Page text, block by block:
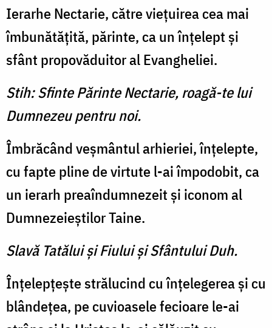
Ierarhe Nectarie, către vieţuirea cea mai
îmbunătăţită, părinte, ca un înţelept şi
sfânt propovăduitor al Evangheliei.
Stih: Sfinte Părinte Nectarie, roagă-te lui
Dumnezeu pentru noi.
Îmbrăcând veşmântul arhieriei, înţelepte,
cu fapte pline de virtute l-ai împodobit, ca
un ierarh preaîndumnezeit şi iconom al
Dumnezeieştilor Taine.
Slavă Tatălui şi Fiului şi Sfântului Duh.
Înţelepţeşte strălucind cu înţelegerea şi cu
blândeţea, pe cuvioasele fecioare le-ai